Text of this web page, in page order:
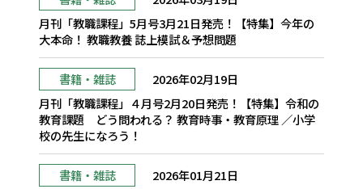
月刊「教職課程」5月号3月21日発売！【特集】今年の
大本命！ 教職教養 誌上模試＆予想問題
2026年02月19日
書籍・雑誌
月刊「教職課程」４月号2月20日発売！【特集】令和の
教育課題 どう問われる？ 教育時事・教育原理 ／小学
校の先生になろう！
2026年01月21日
書籍・雑誌